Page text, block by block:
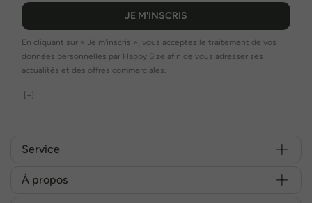
JE M'INSCRIS
En cliquant sur « Je m'inscris », vous acceptez le traitement de vos
données personnelles par Happy Size afin de vous adresser ses
actualités et des offres commerciales.
[+]
Service
À propos